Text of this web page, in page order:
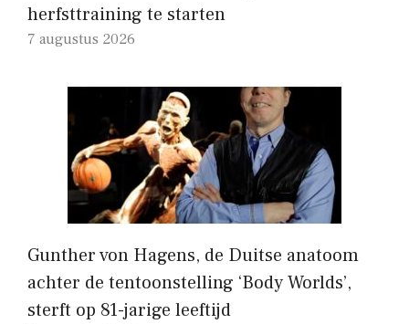
herfsttraining te starten
7 augustus 2026
Gunther von Hagens, de Duitse anatoom
achter de tentoonstelling ‘Body Worlds’,
sterft op 81-jarige leeftijd